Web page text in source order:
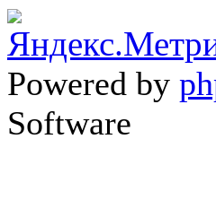
Powered by
Software